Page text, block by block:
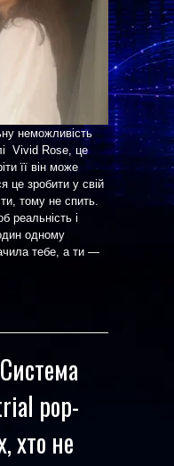
неможливість
Vivid Rose, це
її він може
це зробити у свій
тому не спить.
реальність і
одному
тебе, а ти —
pop-
хто не